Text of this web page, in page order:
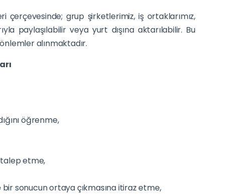
çerçevesinde; grup şirketlerimiz, iş ortaklarımız,
paylaşılabilir veya yurt dışına aktarılabilir. Bu
alınmaktadır.
öğrenme,
talep etme,
sonucun ortaya çıkmasına itiraz etme,